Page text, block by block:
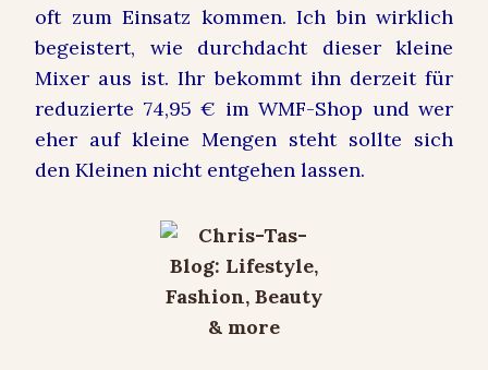
oft zum Einsatz kommen. Ich bin wirklich
begeistert, wie durchdacht dieser kleine
Mixer aus ist. Ihr bekommt ihn derzeit für
reduzierte 74,95 € im WMF-Shop und wer
eher auf kleine Mengen steht sollte sich
den Kleinen nicht entgehen lassen.